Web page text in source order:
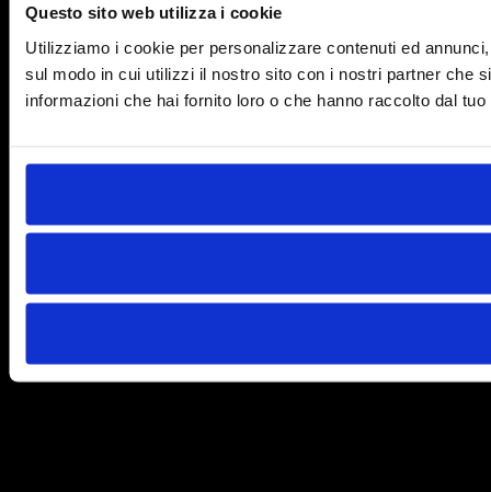
Questo sito web utilizza i cookie
Utilizziamo i cookie per personalizzare contenuti ed
sul modo in cui utilizzi il nostro sito con i nostri partner che
informazioni che hai fornito loro o che hanno raccolto dal